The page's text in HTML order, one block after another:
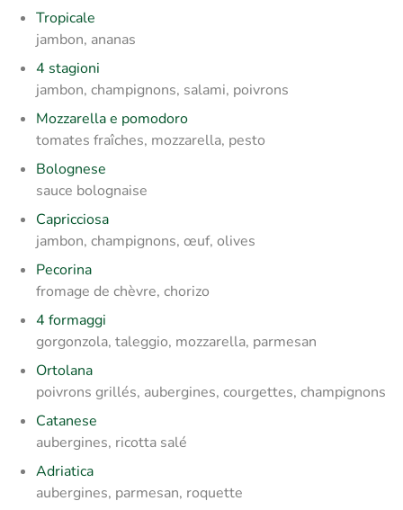
Tropicale
jambon, ananas
4 stagioni
jambon, champignons, salami, poivrons
Mozzarella e pomodoro
tomates fraîches, mozzarella, pesto
Bolognese
sauce bolognaise
Capricciosa
jambon, champignons, œuf, olives
Pecorina
fromage de chèvre, chorizo
4 formaggi
gorgonzola, taleggio, mozzarella, parmesan
Ortolana
poivrons grillés, aubergines, courgettes, champignons
Catanese
aubergines, ricotta salé
Adriatica
aubergines, parmesan, roquette